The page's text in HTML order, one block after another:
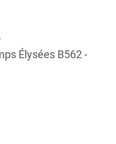
Élysées B562 -